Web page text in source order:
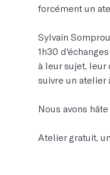
forcément un
Sylvain
1h30
à leur sujet,
suivre un atelier
Nous avons
Atelier gratuit,